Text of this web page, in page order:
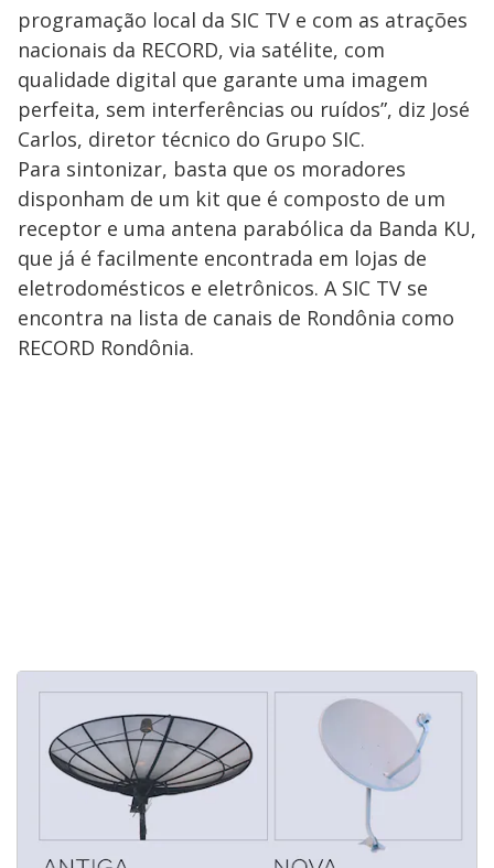
programação local da SIC TV e com as atrações
nacionais da RECORD, via satélite, com
qualidade digital que garante uma imagem
perfeita, sem interferências ou ruídos”, diz José
Carlos, diretor técnico do Grupo SIC.
Para sintonizar, basta que os moradores
disponham de um kit que é composto de um
receptor e uma antena parabólica da Banda KU,
que já é facilmente encontrada em lojas de
eletrodomésticos e eletrônicos. A SIC TV se
encontra na lista de canais de Rondônia como
RECORD Rondônia.